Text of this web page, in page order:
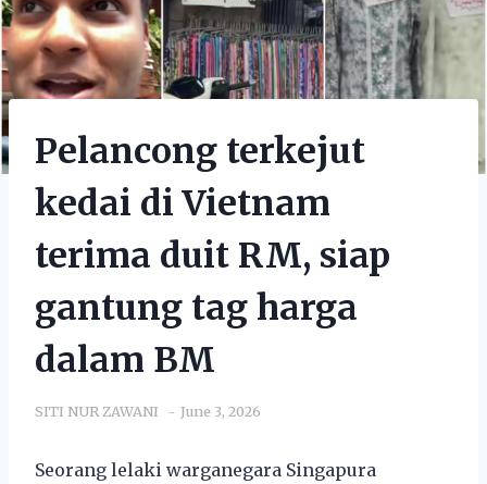
Pelancong terkejut
kedai di Vietnam
terima duit RM, siap
gantung tag harga
dalam BM
SITI NUR ZAWANI June 3, 2026
Seorang lelaki warganegara Singapura